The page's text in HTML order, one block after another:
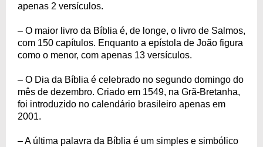
apenas 2 versículos.
– O maior livro da Bíblia é, de longe, o livro de Salmos,
com 150 capítulos. Enquanto a epístola de João figura
como o menor, com apenas 13 versículos.
– O Dia da Bíblia é celebrado no segundo domingo do
mês de dezembro. Criado em 1549, na Grã-Bretanha,
foi introduzido no calendário brasileiro apenas em
2001.
– A última palavra da Bíblia é um simples e simbólico